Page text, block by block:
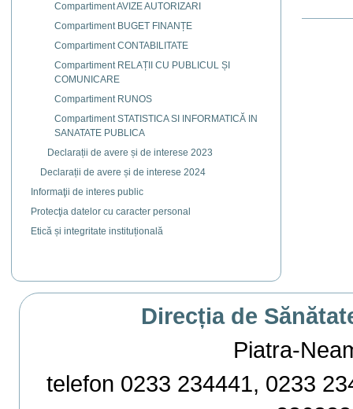
Compartiment AVIZE AUTORIZARI
Compartiment BUGET FINANȚE
Compartiment CONTABILITATE
Compartiment RELAȚII CU PUBLICUL ȘI
COMUNICARE
Compartiment RUNOS
Compartiment STATISTICA SI INFORMATICĂ IN
SANATATE PUBLICA
Declarații de avere și de interese 2023
Declarații de avere și de interese 2024
Informaţii de interes public
Protecţia datelor cu caracter personal
Etică și integritate instituțională
Direcția de
Piatra-
telefon 0233 234441, 0233